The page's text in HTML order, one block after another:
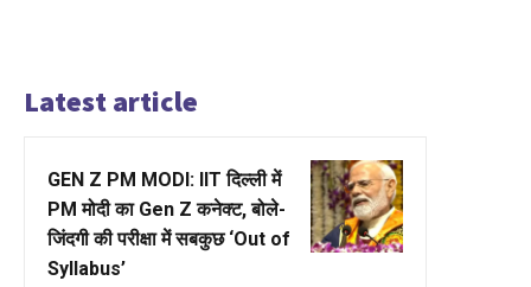
Latest article
GEN Z PM MODI: IIT दिल्ली में
PM मोदी का Gen Z कनेक्ट, बोले-
जिंदगी की परीक्षा में सबकुछ ‘Out of
Syllabus’